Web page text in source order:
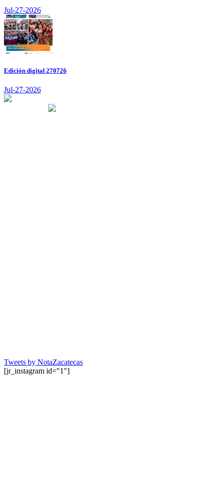
Jul-27-2026
Edición digital 270726
Jul-27-2026
Tweets by NotaZacatecas
[jr_instagram id="1"]